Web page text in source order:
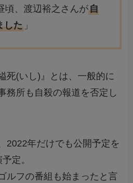
頃、渡辺裕之さんが自
した 」
死(いし)』とは、一般的に
務所も自殺の報道を否定し
2022年だけでも公開予定を
定。
ルフの番組も始まったと言